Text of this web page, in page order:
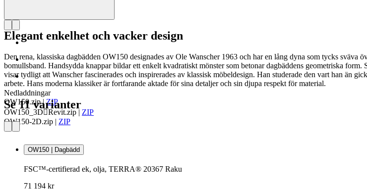
Nedladdningar
OW150.zip|ZIP
OW150_3DRevit.zip | ZIP
OW150-2D.zip | ZIP
Elegant enkelhet och vacker design
Den rena, klassiska dagbädden OW150 designades av Ole Wanscher 1963 och har en lång dyna som tycks
bomullsband. Handsydda knappar bildar ett enkelt kvadratiskt mönster som betonar dagbäddens geometriska
visar tydligt att Wanscher fascinerades och inspirerades av klassisk möbeldesign. Han studerade den vart han än
arbete. Hans moderna klassiker är fortfarande aktade för sina detaljer och sin djupa respekt för material.
Se 11 varianter
OW150 | Dagbädd
FSC™-certifierad ek, olja, TERRA® 20367 Raku
71 194 kr